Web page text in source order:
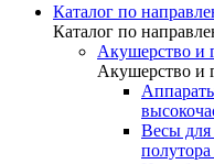
Каталог по
Каталог по
Акушерство и
Акушерство и
Весы
полутора